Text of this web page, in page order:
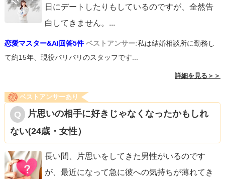
日にデートしたりもしているのですが、全然告
白してきません。 ...
恋愛マスター&AI回答5件 ベストアンサー:私は結婚相談所に勤務し
て約15年、現役バリバリのスタッフです...
詳細を見る＞＞
ベストアンサーあり
片思いの相手に好きじゃなくなったかもしれ
ない(24歳・女性）
長い間、片思いをしてきた男性がいるのです
が、最近になって急に彼への気持ちが薄れてき